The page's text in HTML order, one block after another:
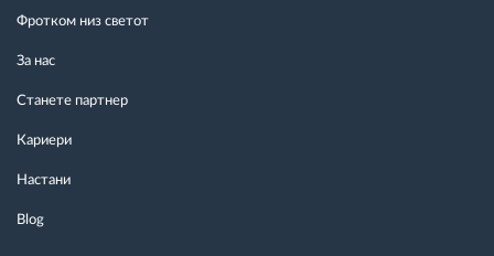
Фротком низ светот
За нас
Станете партнер
Кариери
Настани
Blog